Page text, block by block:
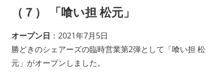
（７） 「喰い担 松元」
オープン日 ：2021年7月5日
勝どきのシェアーズの臨時営業第2弾として「喰い担 松
元」がオープンしました。